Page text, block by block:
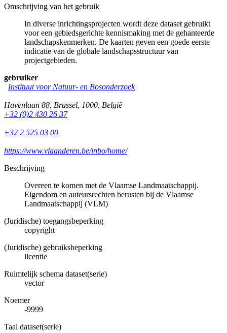
Omschrijving van het gebruik
In diverse inrichtingsprojecten wordt deze dataset gebruikt
voor een gebiedsgerichte kennismaking met de gehanteerde
landschapskenmerken. De kaarten geven een goede eerste
indicatie van de globale landschapsstructuur van
projectgebieden.
gebruiker
Instituut voor Natuur- en Bosonderzoek
Havenlaan 88 Brussel 1000 België
+32 (0)2 430 26 37
+32 2 525 03 00
https://www.vlaanderen.be/inbo/home/
Beschrijving
Overeen te komen met de Vlaamse Landmaatschappij.
Eigendom en auteursrechten berusten bij de Vlaamse
Landmaatschappij (VLM)
(Juridische) toegangsbeperking
copyright
(Juridische) gebruiksbeperking
licentie
Ruimtelijk schema dataset(serie)
vector
Noemer
-9999
Taal dataset(serie)